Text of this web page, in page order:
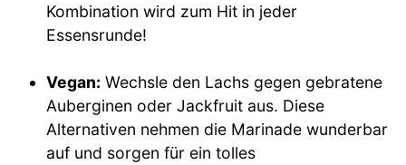
Kombination wird zum Hit in jeder
Essensrunde!
Vegan: Wechsle den Lachs gegen gebratene
Auberginen oder Jackfruit aus. Diese
Alternativen nehmen die Marinade wunderbar
auf und sorgen für ein tolles